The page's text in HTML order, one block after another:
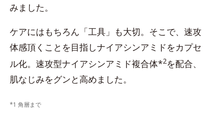
みました。
ケアにはもちろん「工具」も大切。そこで、速攻
体感頂くことを目指しナイアシンアミドをカプセ
ル化。速攻型ナイアシンアミド複合体*2を配合、
肌なじみをグンと高めました。
*1 角層まで